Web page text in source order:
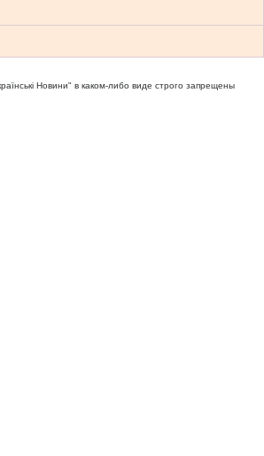
Новини" в каком-либо виде строго запрещены